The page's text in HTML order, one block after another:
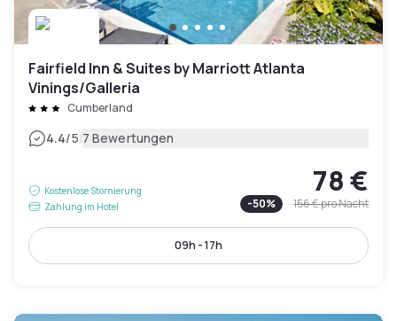
Fairfield Inn & Suites by Marriott Atlanta
Vinings/Galleria
Cumberland
4.4/5|7 Bewertungen
Kostenlose Stornierung
Zahlung im Hotel
78 €
-50% 156 €pro Nacht
09h - 17h